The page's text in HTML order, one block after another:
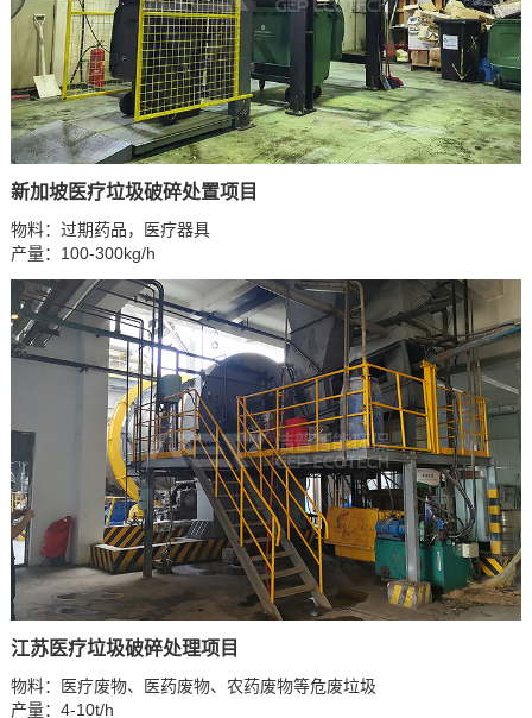
新加坡医疗垃圾破碎处置项目
物料：过期药品，医疗器具
产量：100-300kg/h
江苏医疗垃圾破碎处理项目
物料：医疗废物、医药废物、农药废物等危废垃圾
产量：4-10t/h